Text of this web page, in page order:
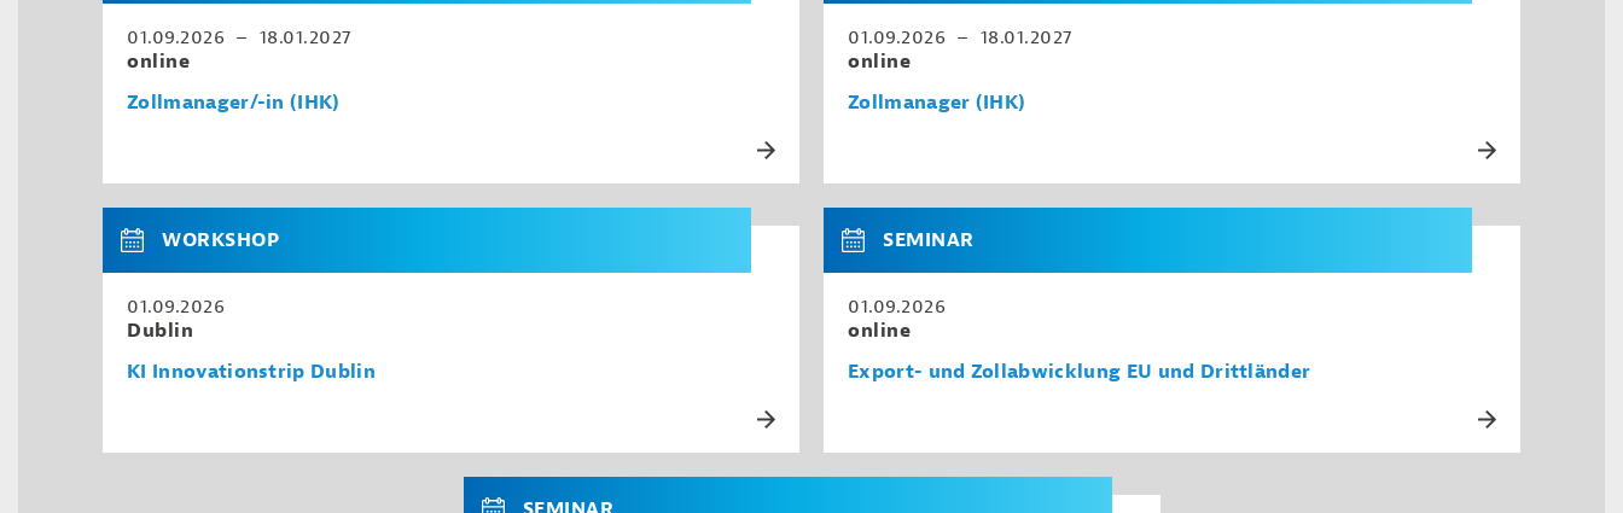
01.09.2026 – 18.01.2027
online
Zollmanager/-in (IHK)
01.09.2026 – 18.01.2027
online
Zollmanager (IHK)
WORKSHOP
01.09.2026
Dublin
KI Innovationstrip Dublin
SEMINAR
01.09.2026
online
Export- und Zollabwicklung EU und Drittländer